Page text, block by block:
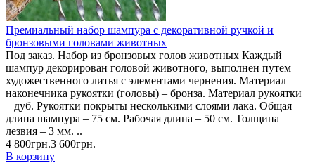
Премиальный набор шампура с декоративной ручкой и
бронзовыми головами животных
Под заказ. Набор из бронзовых голов животных Каждый
шампур декорирован головой животного, выполнен путем
художественного литья с элементами чернения. Материал
наконечника рукоятки (головы) – бронза. Материал рукоятки
– дуб. Рукоятки покрыты несколькими слоями лака. Общая
длина шампура – 75 см. Рабочая длина – 50 см. Толщина
лезвия – 3 мм. ..
4 800грн.3 600грн.
В корзину